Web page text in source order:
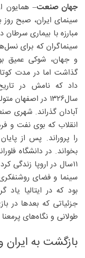
جهان صنعت– همایون
مبارزه با بیماری
سینماگران که برای
و جهان، شوکی عمیق
گذاشت اما در مدت
داد که نامش در
سال‌۱۳۲۶ در
آبادان گذراند. شهری
انقلاب که بوی نفت و
را پروراند. پس از
بخواند. در دانشگاه
۱۱سال در اروپا زندگی
سینما و فضای
بود که در ایتالیا
جزئیاتی که بعدها
طولانی و نگاه‌های
بازگشت به ایران و